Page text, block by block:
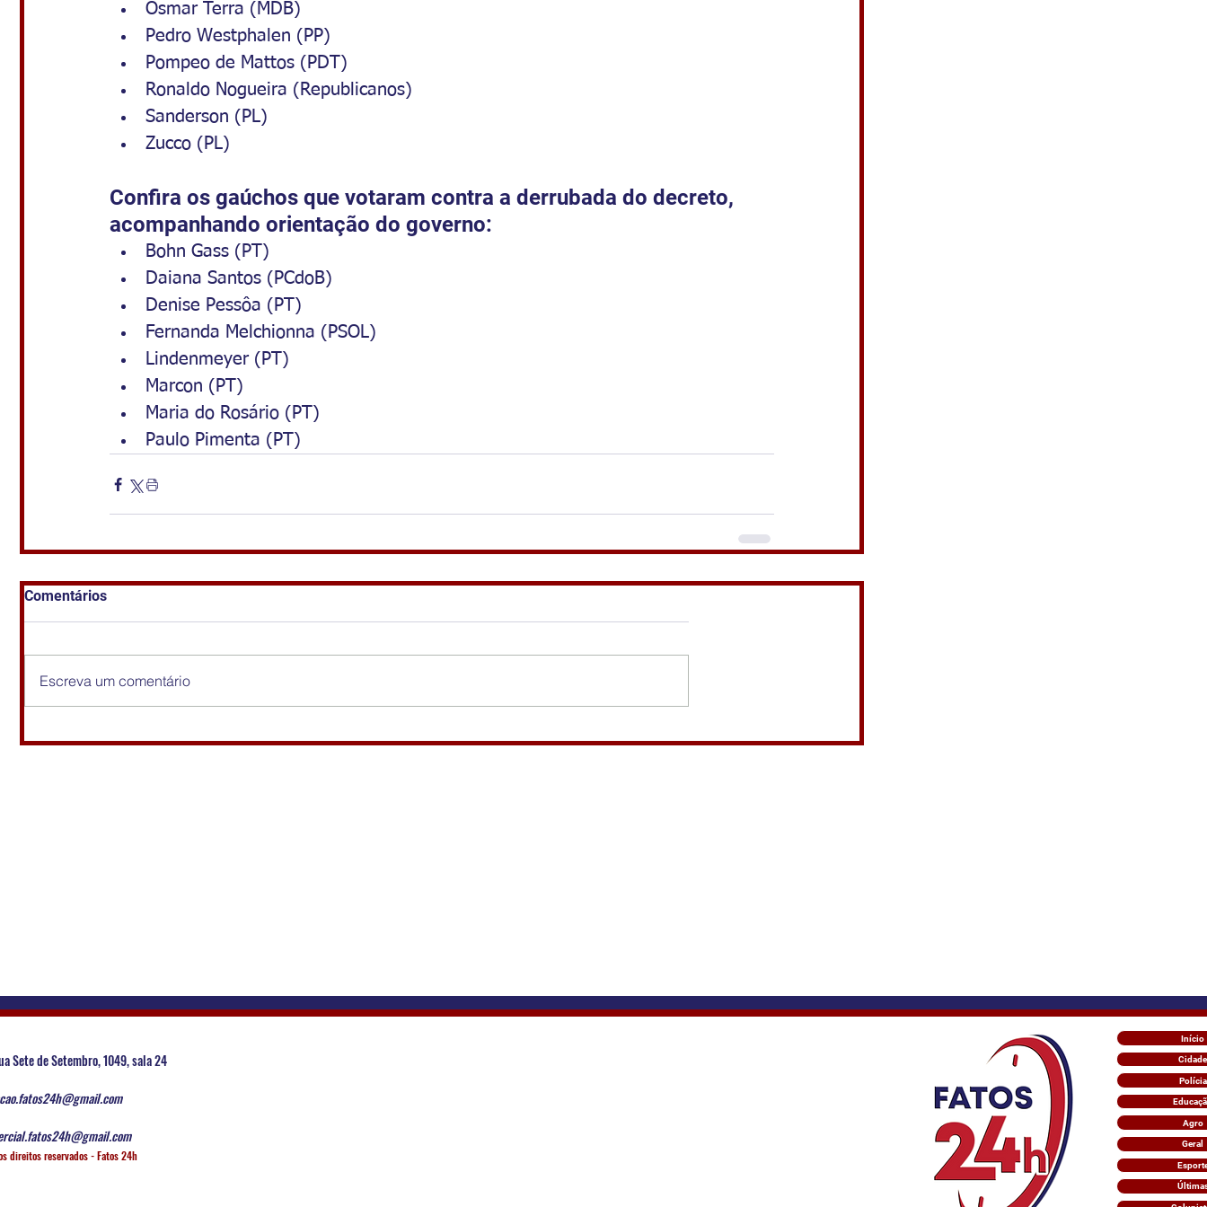
Osmar Terra (MDB)
Pedro Westphalen (PP)
Pompeo de Mattos (PDT)
Ronaldo Nogueira (Republicanos)
Sanderson (PL)
Zucco (PL)
Confira os gaúchos que votaram contra a derrubada do decreto,
acompanhando orientação do governo:
Bohn Gass (PT)
Daiana Santos (PCdoB)
Denise Pessôa (PT)
Fernanda Melchionna (PSOL)
Lindenmeyer (PT)
Marcon (PT)
Maria do Rosário (PT)
Paulo Pimenta (PT)
Comentários
Escreva um comentário
Sete de Setembro, 1049, sala 24
direitos reservados - Fatos 24h
Início
Cidade
Polícia
Agro
Geral